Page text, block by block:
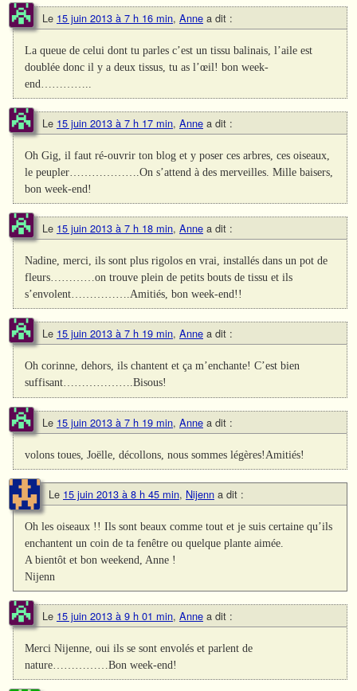
Le 15 juin 2013 à 7 h 16 min, Anne a dit :
La queue de celui dont tu parles c’est un tissu balinais, l’aile est
doublée donc il y a deux tissus, tu as l’œil! bon week-
end…………..
Le 15 juin 2013 à 7 h 17 min, Anne a dit :
Oh Gig, il faut ré-ouvrir ton blog et y poser ces arbres, ces oiseaux,
le peupler……………….On s’attend à des merveilles. Mille baisers,
bon week-end!
Le 15 juin 2013 à 7 h 18 min, Anne a dit :
Nadine, merci, ils sont plus rigolos en vrai, installés dans un pot de
fleurs…………on trouve plein de petits bouts de tissu et ils
s’envolent…………….Amitiés, bon week-end!!
Le 15 juin 2013 à 7 h 19 min, Anne a dit :
Oh corinne, dehors, ils chantent et ça m’enchante! C’est bien
suffisant……………….Bisous!
Le 15 juin 2013 à 7 h 19 min, Anne a dit :
volons toues, Joëlle, décollons, nous sommes légères!Amitiés!
Le 15 juin 2013 à 8 h 45 min, Nijenn a dit :
Oh les oiseaux !! Ils sont beaux comme tout et je suis certaine qu’ils
enchantent un coin de ta fenêtre ou quelque plante aimée.
A bientôt et bon weekend, Anne !
Nijenn
Le 15 juin 2013 à 9 h 01 min, Anne a dit :
Merci Nijenne, oui ils se sont envolés et parlent de
nature……………Bon week-end!